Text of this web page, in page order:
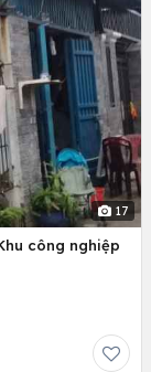
17
công nghiệp